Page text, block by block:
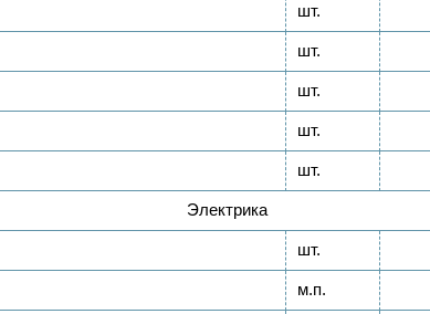
шт.
шт.
шт.
шт.
шт.
Электрика
шт.
м.п.